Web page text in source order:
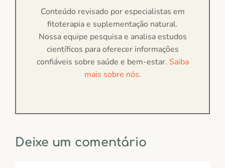
Conteúdo revisado por especialistas em
fitoterapia e suplementação natural.
Nossa equipe pesquisa e analisa estudos
científicos para oferecer informações
confiáveis sobre saúde e bem-estar. Saiba
mais sobre nós.
Deixe um comentário